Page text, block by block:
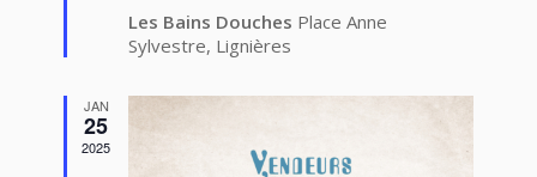
Les Bains Douches Place Anne
Sylvestre, Lignières
JAN
25
2025